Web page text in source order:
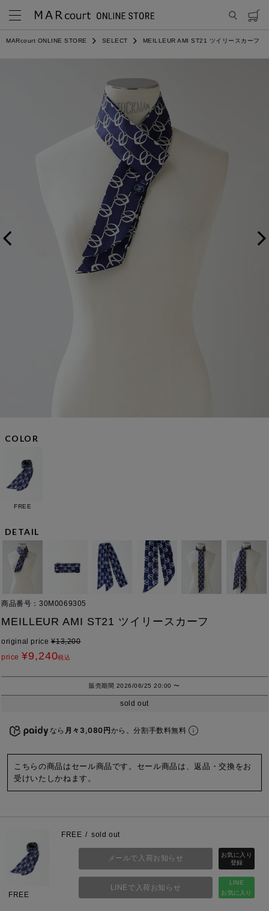
MARcourt ONLINE STORE SELECT MEILLEUR AMI ST21 ツイリースカーフ
COLOR
FREE
DETAIL
商品番号 30M0069305
MEILLEUR AMI ST21 ツイリースカーフ
original price ¥13,200
price ¥9,240税込
販売期間 2026/06/25 20:00〜
sold out
なら 月々3,080円から。分割手数料無料
こちらの商品はセール商品です。セール商品は、返品・交換をお
受けいたしかねます。
FREE
FREE sold out
LINE
お気に入り
メールで入荷お知らせ
LINEで入荷お知らせ